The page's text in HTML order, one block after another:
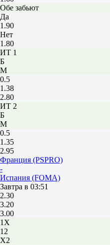
Обе забьют
Да
1.90
Нет
1.80
ИТ 1
Б
М
0.5
1.38
2.80
ИТ 2
Б
М
0.5
1.35
2.95
Франция (PSPRO)
-
Испания (FOMA)
Завтра в 03:51
2.30
3.20
3.00
1X
12
X2